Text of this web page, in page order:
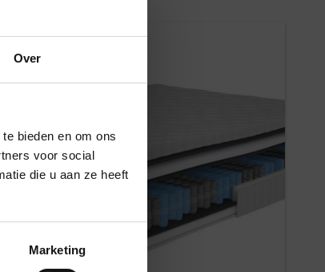
Over
bieden en om ons
voor social
die u aan ze heeft
Marketing
×